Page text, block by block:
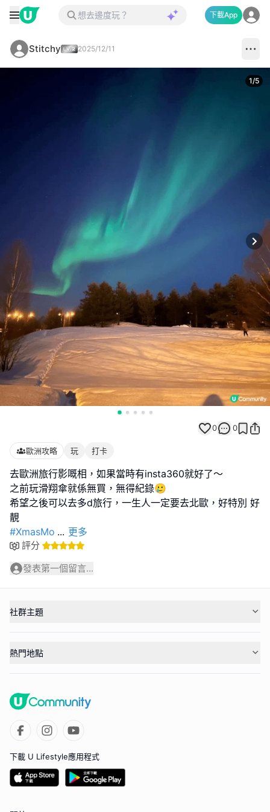
下載App
Stitchy 2025/12/11
1/5
0 0
歐洲攻略 玩 打卡
去歐洲旅行影嘅相，如果當時有insta360就好了～
之前玩滑翔傘就係無買，無得紀錄🥲
希望之後可以去多d旅行，一生人一定要去北歐，好特別 好
#XmasMo ... 更多
評分
發表第一個留言...
社群主題
熱門地點
下載 U Lifestyle應用程式